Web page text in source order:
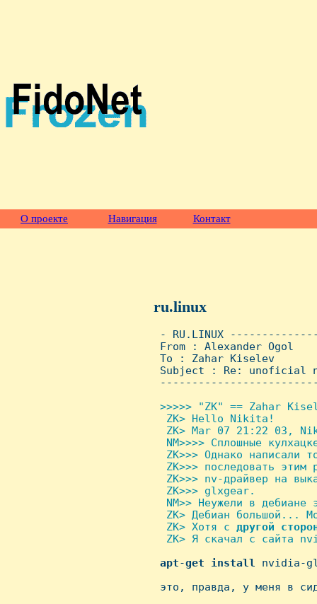
О проекте Навигация Контакт
ru.linux
- RU.LINUX
From : Alexander
To : Zahar Kiselev
Subject : Re: unoficial
>>>>> "ZK" == Zahar
  ZK> Hello Nikita!
ZK> Mar 07 21:22 03,
NM>>>> Сплошные
ZK>>> Однако написали
ZK>>> последовать этим
ZK>>> nv-драйвер на
  ZK>>> glxgear.
NM>> Hеужели в дебиане
ZK> Дебиан большой...
  ZK> Хотя с
другой
ZK> Я скачал с сайта
apt-get install
nvidia-
это, правда, у меня в